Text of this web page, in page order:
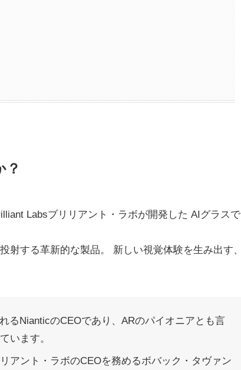
？
Labsブリリアント・ラボが開発した AIグラスで
射する革新的な製品。 新しい視覚体験を生み出す、
るNianticのCEOであり、ARのパイオニアとも言
います。
アント・ラボのCEOを務めるボバック・タヴァン